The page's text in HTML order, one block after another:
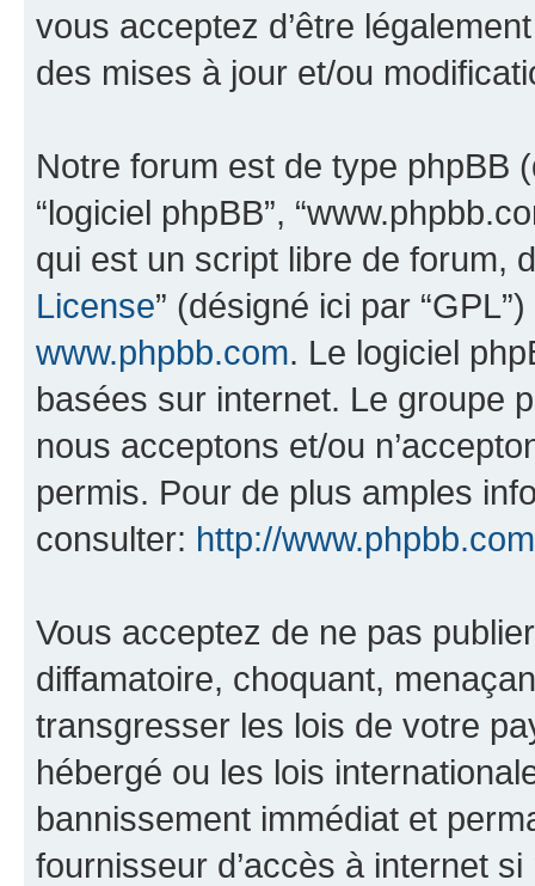
vous acceptez d’être
des mises à jour et/ou
Notre forum est de type phpBB
“logiciel phpBB”,
qui est un script libre de forum,
License” (désigné ici par
www.phpbb.com. Le logiciel
basées sur internet. Le groupe
nous acceptons et/ou
permis. Pour de plus amples
consulter: http://
Vous acceptez de ne pas
diffamatoire, choquant,
transgresser les lois de votre
hébergé ou les lois
bannissement immédiat et
fournisseur d’accès à internet